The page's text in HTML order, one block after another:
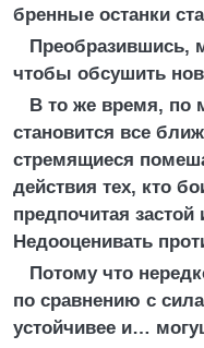
бренные останки
Преобразившись,
чтобы обсушить
В то же время, по
становится все
стремящиеся
действия тех, кто
предпочитая застой
Недооценивать
Потому что
по сравнению с
устойчивее и…